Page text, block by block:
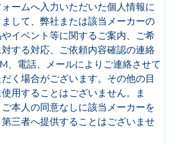
ームへ入力いただいた個人情報に
して、弊社または該当メーカーの
イベント等に関するご案内、ご希
する対応、ご依頼内容確認の連絡
、電話、メールによりご連絡させて
く場合がございます。その他の目
用することはございません。ま
本人の同意なしに該当メーカーを
三者へ提供することはございませ